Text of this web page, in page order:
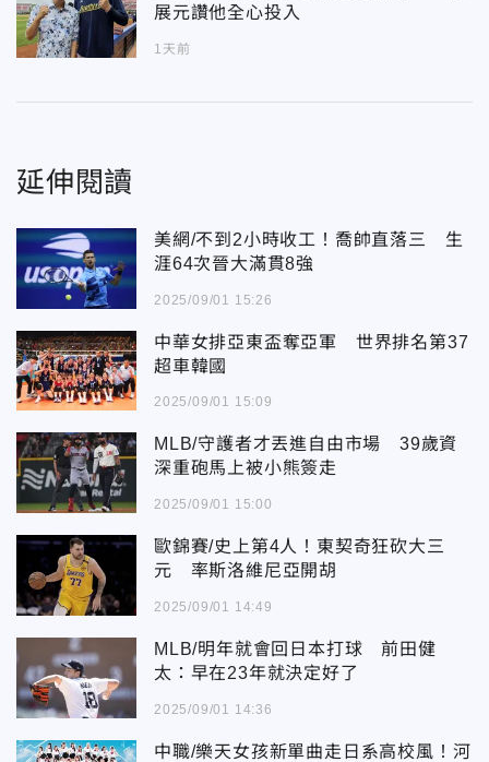
展元讚他全心投入
1天前
延伸閱讀
美網/不到2小時收工！喬帥直落三 生
涯64次晉大滿貫8強
2025/09/01 15:26
中華女排亞東盃奪亞軍 世界排名第37
超車韓國
2025/09/01 15:09
MLB/守護者才丟進自由市場 39歲資
深重砲馬上被小熊簽走
2025/09/01 15:00
歐錦賽/史上第4人！東契奇狂砍大三
元 率斯洛維尼亞開胡
2025/09/01 14:49
MLB/明年就會回日本打球 前田健
太：早在23年就決定好了
2025/09/01 14:36
中職/樂天女孩新單曲走日系高校風！河